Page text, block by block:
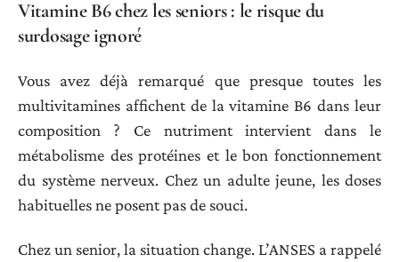
Vitamine B6 chez les seniors : le risque du
surdosage ignoré
Vous avez déjà remarqué que presque toutes les
multivitamines affichent de la vitamine B6 dans leur
composition ? Ce nutriment intervient dans le
métabolisme des protéines et le bon fonctionnement
du système nerveux. Chez un adulte jeune, les doses
habituelles ne posent pas de souci.
Chez un senior, la situation change. L’ANSES a rappelé